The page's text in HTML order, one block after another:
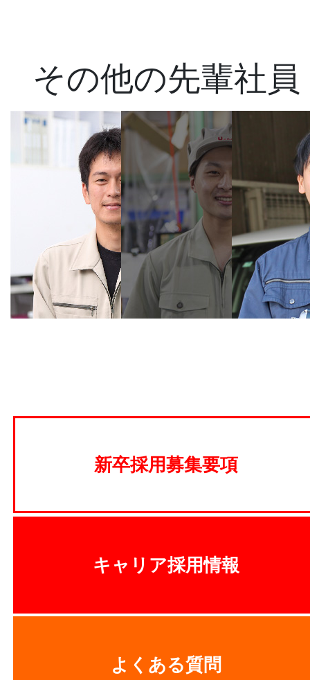
その他の先輩社員
新卒採用募集要項
キャリア採用情報
よくある質問